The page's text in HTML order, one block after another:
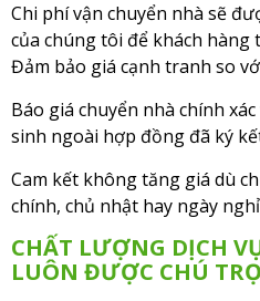
Chi phí vận chuyển nhà sẽ
của chúng tôi để khách
Đảm bảo giá cạnh tranh so
Báo giá chuyển nhà chính
sinh ngoài hợp đồng đã ký
Cam kết không tăng giá dù
chính, chủ nhật hay ngày
CHẤT LƯỢNG DỊCH
LUÔN ĐƯỢC CHÚ